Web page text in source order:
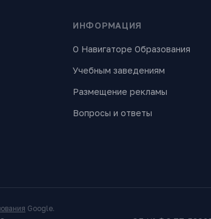
ИНФОРМАЦИЯ
О Навигаторе Образования
Учебным заведениям
Размещение рекламы
Вопросы и ответы
Google.